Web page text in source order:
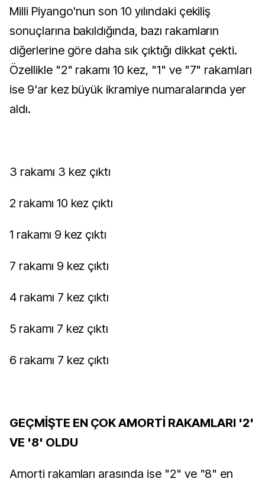
Milli Piyango'nun son 10 yılındaki çekiliş
sonuçlarına bakıldığında, bazı rakamların
diğerlerine göre daha sık çıktığı dikkat çekti.
Özellikle "2" rakamı 10 kez, "1" ve "7" rakamları
ise 9'ar kez büyük ikramiye numaralarında yer
aldı.
3 rakamı 3 kez çıktı
2 rakamı 10 kez çıktı
1 rakamı 9 kez çıktı
7 rakamı 9 kez çıktı
4 rakamı 7 kez çıktı
5 rakamı 7 kez çıktı
6 rakamı 7 kez çıktı
GEÇMİŞTE EN ÇOK AMORTİ RAKAMLARI '2'
VE '8' OLDU
Amorti rakamları arasında ise "2" ve "8" en